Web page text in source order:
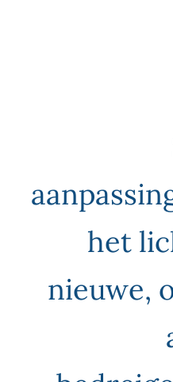
het
nieuwe,